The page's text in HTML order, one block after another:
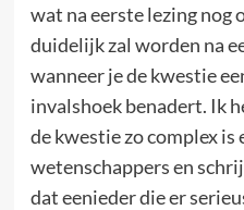
wat na eerste lezing nog
duidelijk zal worden na
wanneer je de kwestie
invalshoek benadert. Ik
de kwestie zo complex
wetenschappers en
dat eenieder die er